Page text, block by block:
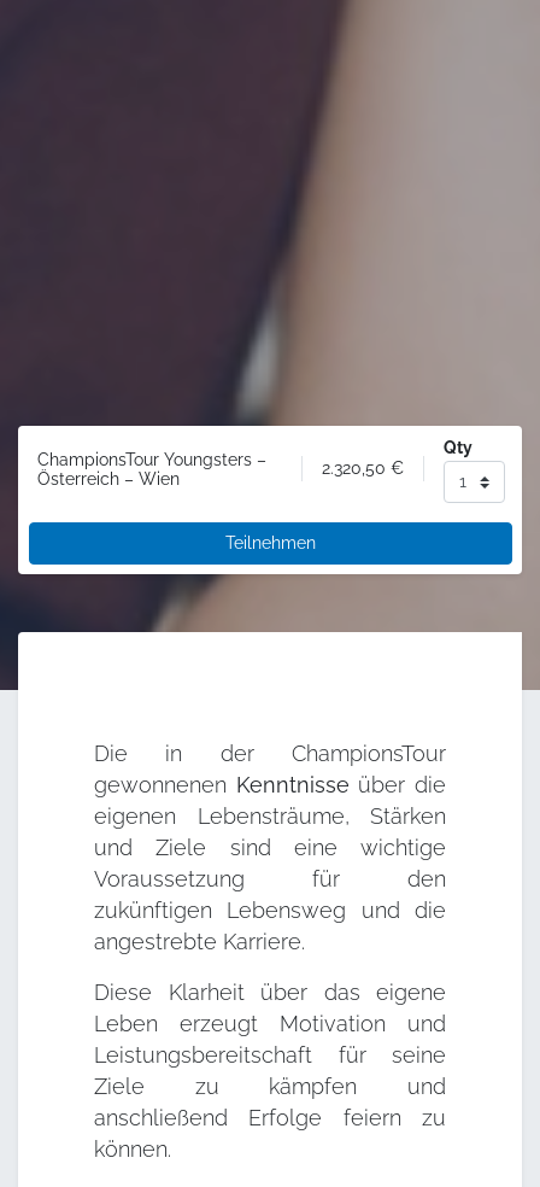
ChampionsTour Youngsters –
Österreich – Wien
2.320,50 €
Qty
Teilnehmen
Die in der ChampionsTour
gewonnenen Kenntnisse über die
eigenen Lebensträume, Stärken
und Ziele sind eine wichtige
Voraussetzung für den
zukünftigen Lebensweg und die
angestrebte Karriere.
Diese Klarheit über das eigene
Leben erzeugt Motivation und
Leistungsbereitschaft für seine
Ziele zu kämpfen und
anschließend Erfolge feiern zu
können.